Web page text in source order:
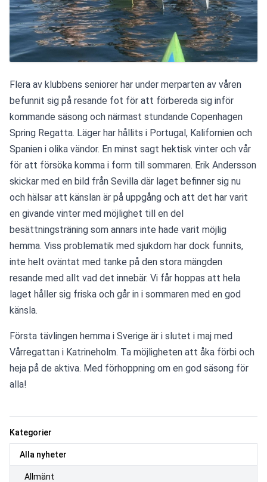
Kategorier
Alla nyheter
Allmänt
Flera av klubbens seniorer har under merparten av våren
befunnit sig på resande fot för att förbereda sig inför
kommande säsong och närmast stundande Copenhagen
Spring Regatta. Läger har hållits i Portugal, Kalifornien och
Spanien i olika vändor. En minst sagt hektisk vinter och vår
för att försöka komma i form till sommaren. Erik Andersson
skickar med en bild från Sevilla där laget befinner sig nu
och hälsar att känslan är på uppgång och att det har varit
en givande vinter med möjlighet till en del
besättningsträning som annars inte hade varit möjlig
hemma. Viss problematik med sjukdom har dock funnits,
inte helt oväntat med tanke på den stora mängden
resande med allt vad det innebär. Vi får hoppas att hela
laget håller sig friska och går in i sommaren med en god
känsla.
Första tävlingen hemma i Sverige är i slutet i maj med
Vårregattan i Katrineholm. Ta möjligheten att åka förbi och
heja på de aktiva. Med förhoppning om en god säsong för
alla!